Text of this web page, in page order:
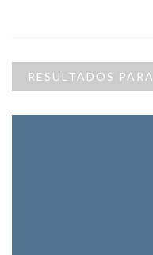
RESULTADOS PARA